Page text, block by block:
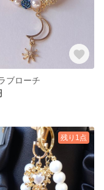
ブローチ
残り1点